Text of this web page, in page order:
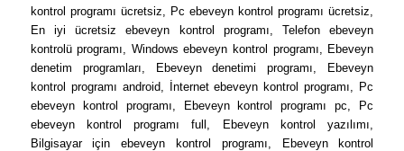
kontrol programı ücretsiz, Pc ebeveyn kontrol programı ücretsiz,
En iyi ücretsiz ebeveyn kontrol programı, Telefon ebeveyn
kontrolü programı, Windows ebeveyn kontrol programı, Ebeveyn
denetim programları, Ebeveyn denetimi programı, Ebeveyn
kontrol programı android, İnternet ebeveyn kontrol programı, Pc
ebeveyn kontrol programı, Ebeveyn kontrol programı pc, Pc
ebeveyn kontrol programı full, Ebeveyn kontrol yazılımı,
Bilgisayar için ebeveyn kontrol programı, Ebeveyn kontrol